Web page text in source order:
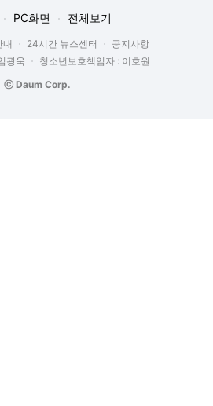
PC화면 전체보기
내 24시간 뉴스센터
공지사항
광욱
청소년보호책임자 : 이호원
ⓒ Daum Corp.